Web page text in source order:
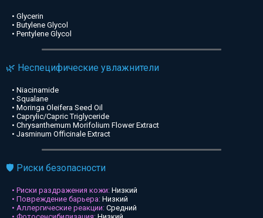
• Glycerin
• Butylene Glycol
• Pentylene Glycol
🌿 Неспецифические увлажнители
• Niacinamide
• Squalane
• Moringa Oleifera Seed Oil
• Caprylic/Capric Triglyceride
• Chrysanthemum Morifolium Flower Extract
• Jasminum Officinale Extract
🛡️ Риски безопасности
• Риски раздражения кожи: Низкий
• Повреждение барьера: Низкий
• Аллергические реакции: Средний